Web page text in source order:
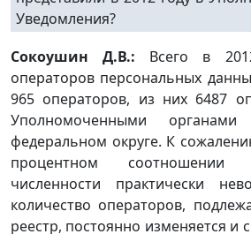
Уведомления?
Сокоушин Д.В.: Всего в
операторов персональных
965 операторов, из них 6487
Уполномоченными
федеральном округе. К
процентном соотношении
численности практически
количество операторов,
реестр, постоянно изменяется и